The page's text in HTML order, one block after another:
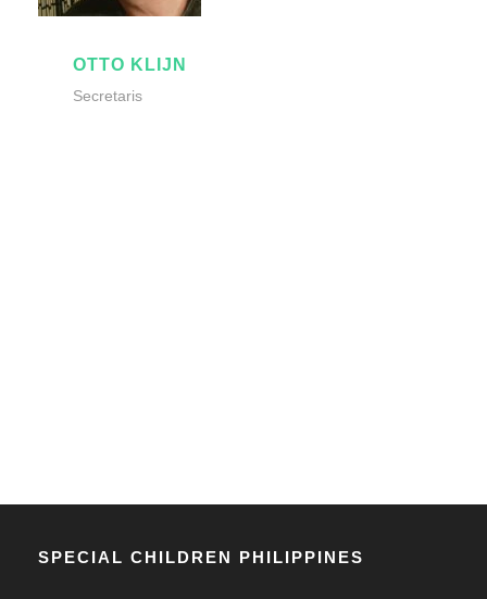
OTTO KLIJN
Secretaris
SPECIAL CHILDREN PHILIPPINES